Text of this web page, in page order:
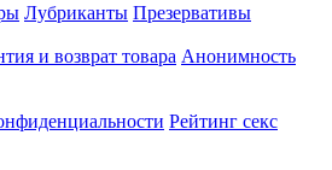
Лубриканты Презервативы
и возврат товара Анонимность
Рейтинг секс